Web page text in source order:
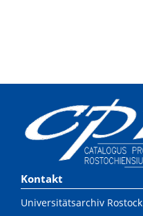
Kontakt
Universitätsarchiv Rostock